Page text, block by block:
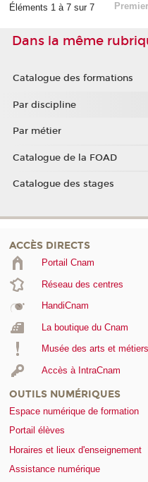
Éléments 1 à 7 sur 7 Premier
Dans la même
Catalogue des formations
Par discipline
Par métier
Catalogue de la FOAD
Catalogue des stages
ACCÈS DIRECTS
Portail Cnam
Réseau des centres
HandiCnam
La boutique du Cnam
Musée des arts et métiers
Accès à IntraCnam
OUTILS NUMÉRIQUES
Espace numérique de formation
Portail élèves
Horaires et lieux d'enseignement
Assistance numérique